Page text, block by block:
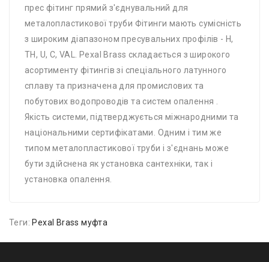
прес фітинг прямий з'єднувальний для
металопластикової труби Фітинги мають сумісність
з широким діапазоном пресувальних профілів - H,
TH, U, C, VAL. Pexal Brass складається з широкого
асортименту фітингів зі спеціального латунного
сплаву та призначена для промислових та
побутових водопроводів та систем опалення .
Якість системи, підтверджується міжнародними та
національними сертифікатами. Одним і тим же
типом металопластикової труби і з'єднань може
бути здійснена як установка сантехніки, так і
установка опалення.
Теги: Pexal Brass муфта